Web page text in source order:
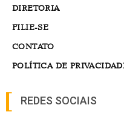
DIRETORIA
FILIE-SE
CONTATO
POLÍTICA DE
REDES SOCIAIS